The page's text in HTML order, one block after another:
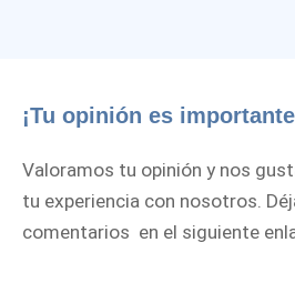
¡Tu opinión es
Valoramos tu opinión y nos
tu experiencia con nosotros.
comentarios en el siguiente